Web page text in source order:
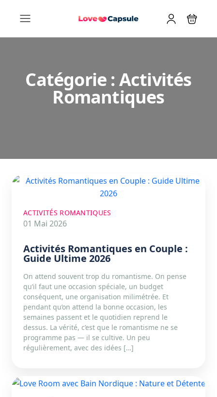
Catégorie : Activités
Romantiques
ACTIVITÉS ROMANTIQUES
01 Mai 2026
Activités Romantiques en Couple :
Guide Ultime 2026
On attend souvent trop du romantisme. On pense
qu’il faut une occasion spéciale, un budget
conséquent, une organisation milimétrée. Et
pendant qu’on attend la bonne occasion, les
semaines passent et le quotidien reprend le
dessus. La vérité, c’est que le romantisme ne se
programme pas — il se cultive. Un peu
régulièrement, avec des idées […]